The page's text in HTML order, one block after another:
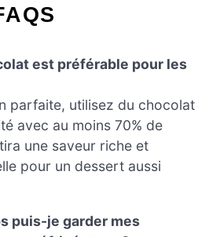
est préférable pour les
parfaite, utilisez du chocolat
avec au moins 70% de
une saveur riche et
pour un dessert aussi
puis-je garder mes